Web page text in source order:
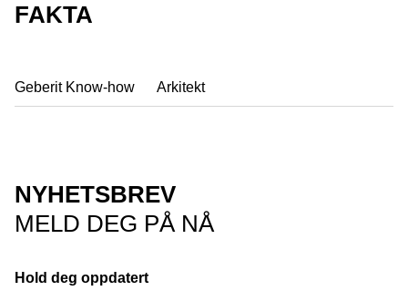
FAKTA
Geberit Know-how Arkitekt
NYHETSBREV
MELD DEG PÅ NÅ
Hold deg oppdatert